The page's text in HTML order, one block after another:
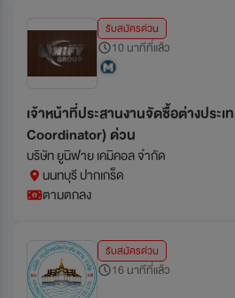
รับสมัครด่วน
10 นาทีที่แล้ว
เจ้าหน้าที่ประสานงานจัดซื้อต่างประ
Coordinator) ด่วน
บริษัท ยูนิฟาย เคมิคอล จำกัด
นนทบุรี ปากเกร็ด
ตามตกลง
รับสมัครด่วน
16 นาทีที่แล้ว